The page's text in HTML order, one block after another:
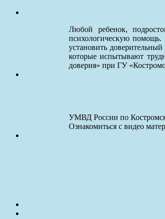
Любой ребенок,
психологическую помощь.
установить
которые испытывают
доверия» при ГУ
УМВД России по
Ознакомиться с видео